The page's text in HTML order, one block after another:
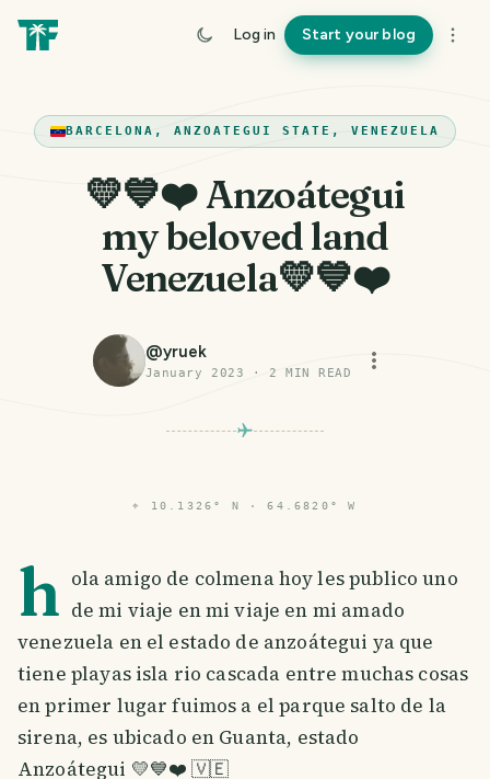
Log in Start your blog
BARCELONA, ANZOATEGUI STATE, VENEZUELA
💛💙❤️ Anzoátegui
my beloved land
Venezuela💛💙❤️
@yruek
January 2023 · 2 MIN READ
⌖ 10.1326° N · 64.6820° W
h ola amigo de colmena hoy les publico uno
de mi viaje en mi viaje en mi amado
venezuela en el estado de anzoátegui ya que
tiene playas isla rio cascada entre muchas cosas
en primer lugar fuimos a el parque salto de la
sirena, es ubicado en Guanta, estado
Anzoátegui 💛💙❤️ 🇻🇪